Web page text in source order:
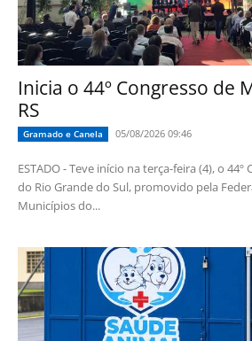
Inicia o 44º Congresso de
RS
Gramado e Canela 05/08/2026 09:46
ESTADO - Teve início na terça-feira (4), o
do Rio Grande do Sul, promovido pela
Municípios do...